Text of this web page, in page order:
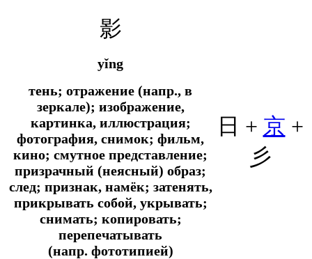
影
yǐng
тень; отражение (напр., в
зеркале); изображение,
картинка, иллюстрация;
фотография, снимок; фильм,
кино; смутное представление;
призрачный (неясный) образ;
след; признак, намёк; затенять,
прикрывать собой, укрывать;
снимать; копировать;
перепечатывать
(напр. фототипией)
日 + 京 +
彡